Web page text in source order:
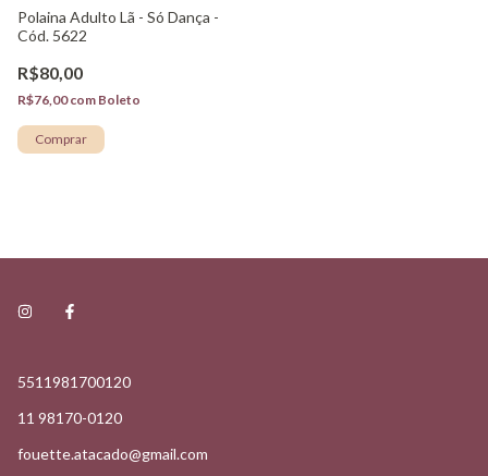
Polaina Adulto Lã - Só Dança -
Cód. 5622
R$80,00
R$76,00com Boleto
Comprar
5511981700120
11 98170-0120
fouette.atacado@gmail.com